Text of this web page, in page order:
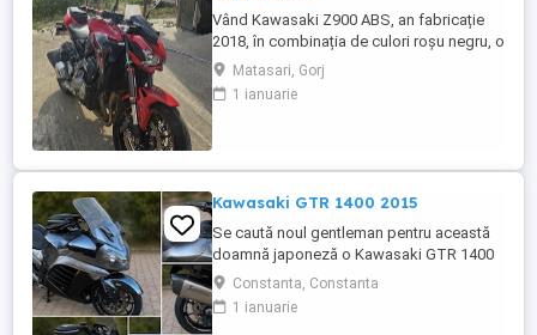
Vând Kawasaki Z900 ABS, an fabricație
2018, în combinația de culori roșu negru, o
configurație foarte frumoasă și mai rar
întâlnită. Motocicleta are aproximativ
30.500 km și se prezintă foarte bine. Este
efectuat recent, ...
Matasari, Gorj
1 ianuarie
Kawasaki GTR 1400 2015
Se caută noul gentleman pentru această
doamnă japoneză o Kawasaki GTR 1400
care încă întoarce priviri și iubește
kilometrii. A fost răsfățată, întreținută la
timp și tratată cu respect. O dau doar
Constanta, Constanta
1 ianuarie